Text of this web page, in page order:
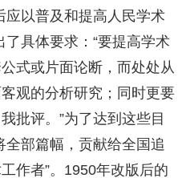
应以普及和提高人民学术
了具体要求：“要提高学术
式或片面论断，而处处从
观的分析研究；同时更要
批评。”为了达到这些目
全部篇幅，贡献给全国追
作者”。1950年改版后的